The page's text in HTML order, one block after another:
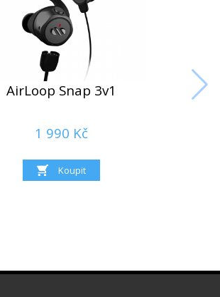
AirLoop Snap 3v1
1 990 Kč